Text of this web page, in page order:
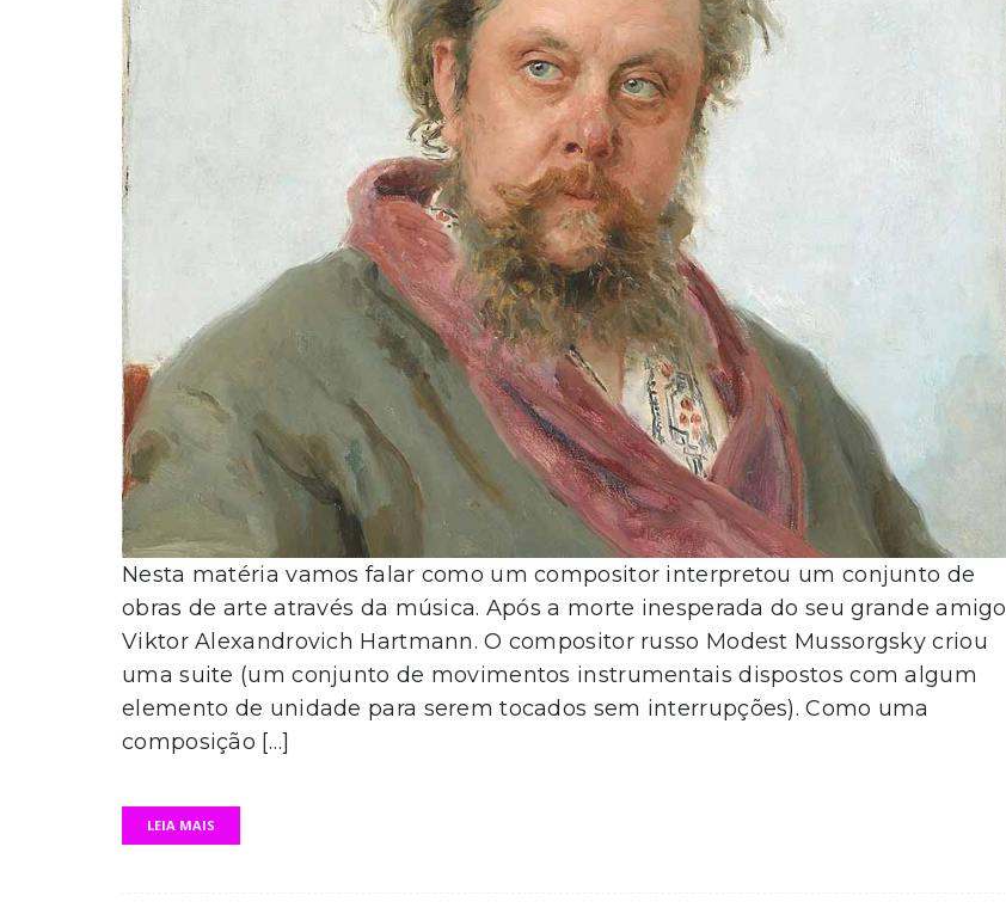
Nesta matéria vamos falar como um compositor interpretou um conjunto de
obras de arte através da música. Após a morte inesperada do seu grande amigo
Viktor Alexandrovich Hartmann. O compositor russo Modest Mussorgsky criou
uma suite (um conjunto de movimentos instrumentais dispostos com algum
elemento de unidade para serem tocados sem interrupções). Como uma
composição […]
LEIA MAIS